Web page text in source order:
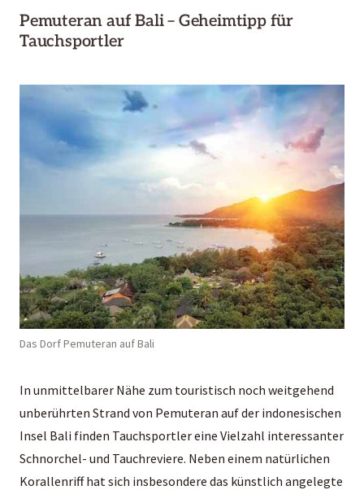
Pemuteran auf Bali – Geheimtipp für
Tauchsportler
Das Dorf Pemuteran auf Bali
In unmittelbarer Nähe zum touristisch noch weitgehend
unberührten Strand von Pemuteran auf der indonesischen
Insel Bali finden Tauchsportler eine Vielzahl interessanter
Schnorchel- und Tauchreviere. Neben einem natürlichen
Korallenriff hat sich insbesondere das künstlich angelegte